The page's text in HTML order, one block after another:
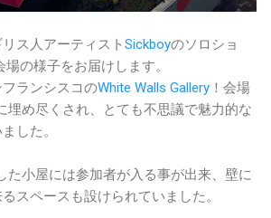
ス人アーティスト Sickboyのソロショ
の様子をお届けします。
ランシスコのWhite Walls Gallery ！会場
埋め尽くされ、とても不思議で魅力的な
した。
た小屋には参加者が入る事が出来、壁に
スペースも設けられていました。